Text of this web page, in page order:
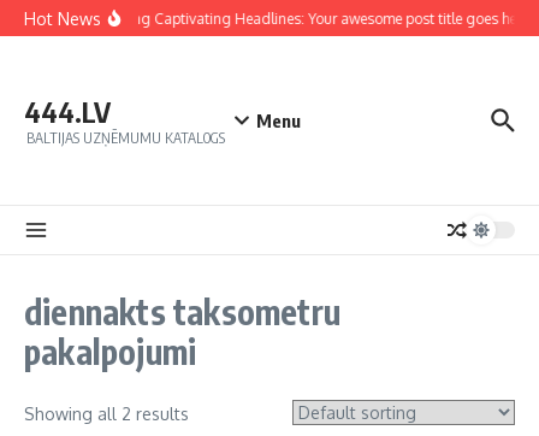
Hot NewsCrafting Captivating Headlines: Your awesome post title goes here
444.LV
BALTIJAS UZŅĒMUMU KATALOGS
Menu
diennakts taksometru
pakalpojumi
Showing all 2 results